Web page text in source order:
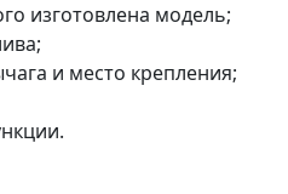
изготовлена модель;
и место крепления;